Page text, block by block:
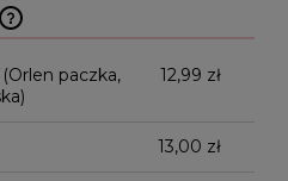
kosztów
(Orlen paczka,
12,99 zł
13,00 zł